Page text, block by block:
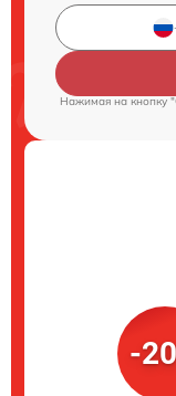
Нажимая на кнопку
-